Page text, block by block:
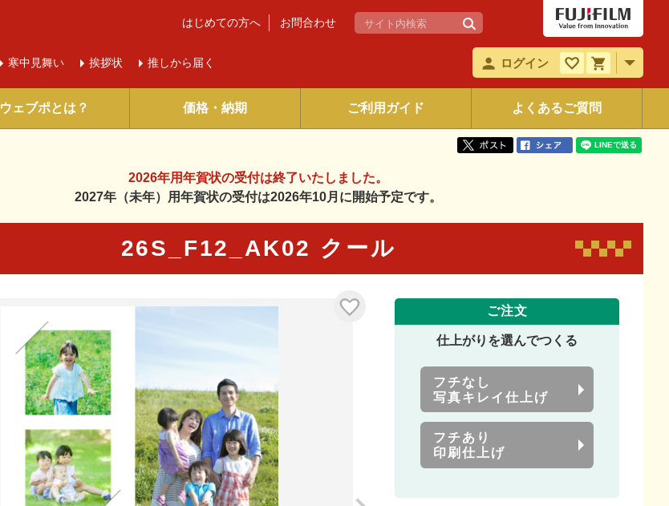
寒中 見舞い 挨拶状 推しから届く
はじめての方へ お問合わせ
ログイン
ウェブポとは？ 価格・納期 ご利用ガイド よくあるご質問
2026年用年賀状の受付は終了いたしました。
2027年（未年）用年賀状の受付は2026年10月に開始予定です。
26S_F12_AK02 クール
ご注文
仕上がりを選んでつくる
フチなし
写真キレイ仕上げ
フチあり
印刷仕上げ